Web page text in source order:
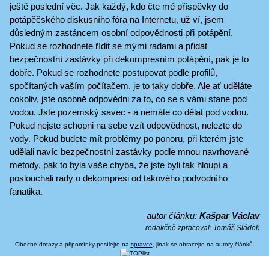
ještě poslední věc. Jak každý, kdo čte mé příspěvky do
potápěčského diskusního fóra na Internetu, už ví, jsem
důsledným zastáncem osobní odpovědnosti při potápění.
Pokud se rozhodnete řídit se mými radami a přidat
bezpečnostní zastávky při dekompresním potápění, pak je to
dobře. Pokud se rozhodnete postupovat podle profilů,
spočítaných vaším počítačem, je to taky dobře. Ale ať uděláte
cokoliv, jste osobně odpovědni za to, co se s vámi stane pod
vodou. Jste pozemský savec - a nemáte co dělat pod vodou.
Pokud nejste schopni na sebe vzít odpovědnost, nelezte do
vody. Pokud budete mít problémy po ponoru, při kterém jste
udělali navíc bezpečnostní zastávky podle mnou navrhované
metody, pak to byla vaše chyba, že jste byli tak hloupí a
poslouchali rady o dekompresi od takového podvodního
fanatika.
autor článku: Kašpar Václav
redakčně zpracoval: Tomáš Sládek
Obecné dotazy a připomínky posílejte na spravce , jinak se obracejte na autory článků.